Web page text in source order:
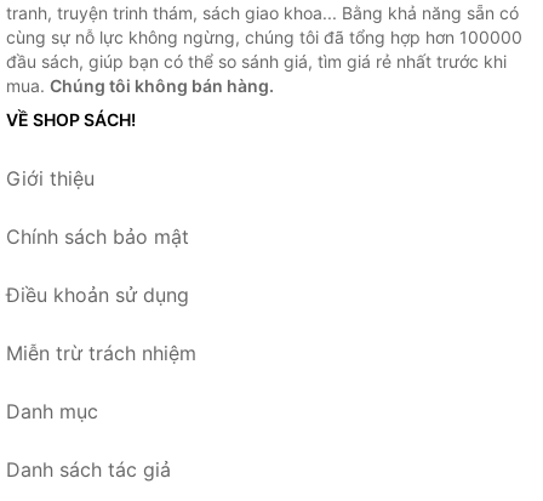
tranh, truyện trinh thám, sách giao khoa... Bằng khả năng sẵn có
cùng sự nỗ lực không ngừng, chúng tôi đã tổng hợp hơn 100000
đầu sách, giúp bạn có thể so sánh giá, tìm giá rẻ nhất trước khi
mua. Chúng tôi không bán hàng.
VỀ SHOP SÁCH!
Giới thiệu
Chính sách bảo mật
Điều khoản sử dụng
Miễn trừ trách nhiệm
Danh mục
Danh sách tác giả